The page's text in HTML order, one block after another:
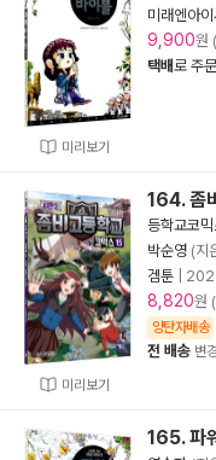
미리보기
미래엔아
9,900원
택배로 주
미리보기
164. 좀
등학교코
박순영 (지
겜툰
8,820원
양탄자배송
전 배송 변
165. 파